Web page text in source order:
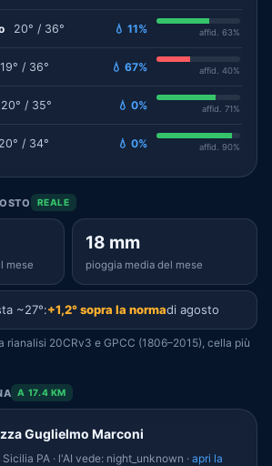
20° / 36° 💧 11% affid. 63%
19° / 36° 💧 67% affid. 40%
20° / 35° 💧 0% affid. 71%
20° / 34° 💧 0% affid. 90%
REALE
mese
18 mm
pioggia media del mese
~27°:+1,2° sopra la normadi agosto
rianalisi 20CRv3 e GPCC (1806–2015), cella più
A 17.4 KM
Guglielmo Marconi
Sicilia PA · l'AI vede: night_unknown · apri la